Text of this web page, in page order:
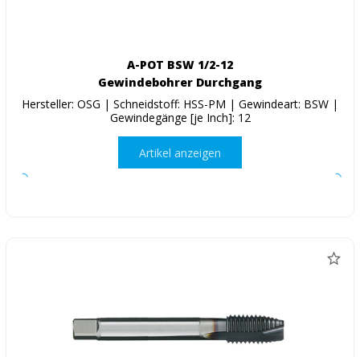
A-POT BSW 1/2-12
Gewindebohrer Durchgang
Hersteller: OSG | Schneidstoff: HSS-PM | Gewindeart: BSW |
Gewindegänge [je Inch]: 12
Artikel anzeigen